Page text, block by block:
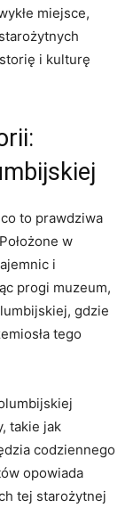
‍miejsce,
i ‍kulturę
to prawdziwa
w
i
progi muzeum,
gdzie
⁢tego
‍takie jak
codziennego
opowiada
tej starożytnej